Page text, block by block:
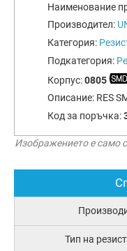
Наименование
Производител:
Категория:
Подкатегория:
Корпус:0805
Описание: RES
Код за поръчка:
Изображението е само
Тип на